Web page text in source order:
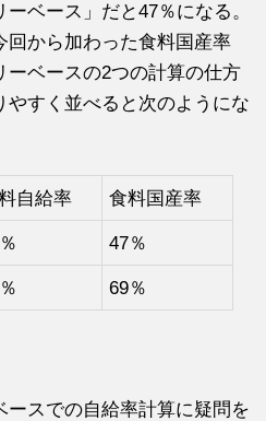
ベース」だと47％になる。
回から加わった食料国産率
ーベースの2つの計算の仕方
やすく並べると次のようにな
自給率 食料国産率
47％
69％
スでの自給率計算に疑問を